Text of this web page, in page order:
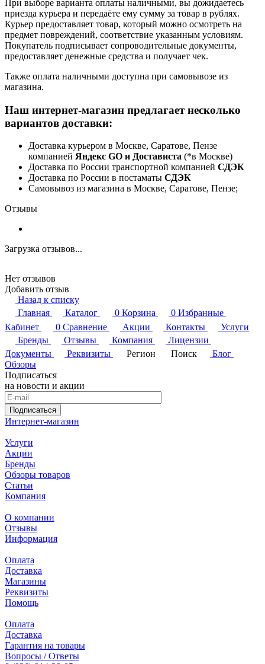
При выборе варианта оплаты наличными, вы дожидаетесь
приезда курьера и передаёте ему сумму за товар в рублях.
Курьер предоставляет товар, который можно осмотреть на
предмет повреждений, соответствие указанным условиям.
Покупатель подписывает сопроводительные документы,
предоставляет денежные средства и получает чек.
Также оплата наличными доступна при самовывозе из
магазина.
Наш интернет-магазин предлагает несколько
вариантов доставки:
Доставка курьером в Москве, Саратове, Пензе
компанией Яндекс GO и Достависта (*в Москве)
Доставка по России транспортной компанией СДЭК
Доставка по России в постаматы СДЭК
Самовывоз из магазина в Москве, Саратове, Пензе;
Отзывы
Загрузка отзывов...
Нет отзывов
Добавить отзыв
Назад к списку
Главная
Каталог 0 Корзина 0 Избранные
Кабинет
0 Сравнение Акции Контакты
Услуги
Бренды
Отзывы Компания
Лицензии
Документы
Реквизиты Регион Поиск
Блог
Обзоры
Подписаться
на новости и акции
Подписаться
Интернет-магазин
Услуги
Акции
Бренды
Обзоры товаров
Статьи
Компания
О компании
Отзывы
Информация
Оплата
Доставка
Магазины
Реквизиты
Помощь
Оплата
Доставка
Гарантия на товары
Вопросы / Ответы